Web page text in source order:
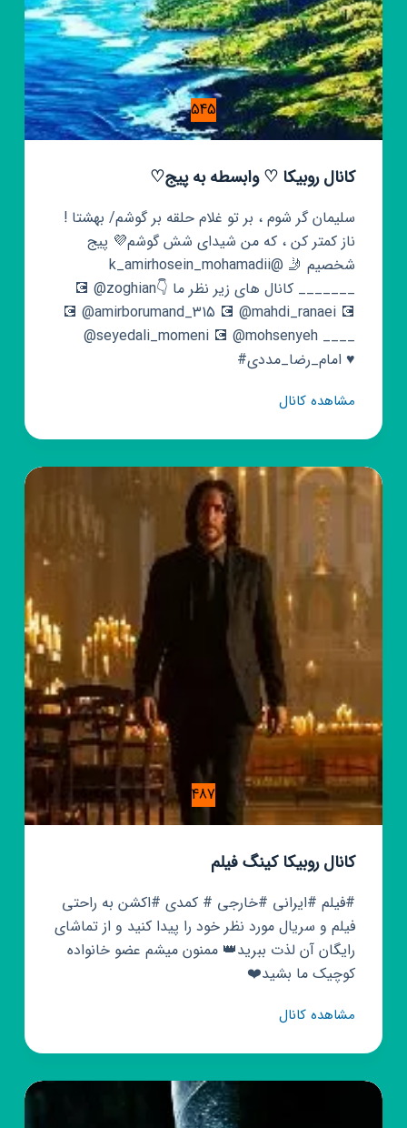
545
کانال روبیکا ♡ وابسطه به پیج♡
سلیمان گر شوم ، بر تو غلام حلقه بر گوشم/ بهشتا !
ناز کمتر کن ، که من شیدای شش گوشم💜 پیج
شخصیم 🤳 @k_amirhosein_mohamadii
_______ کانال های زیر نظر ما 👇⁦ 💽 @zoghian
💽 @amirborumand_315 💽 @mahdi_ranaei 💽
@seyedali_momeni 💽 @mohsenyeh ____
#امام_رضا_مددی ♥️
مشاهده کانالکانال
♡
وابسطه
487
کانال روبیکا کینگ فیلم
#فیلم #ایرانی #خارجی # کمدی #اکشن به راحتی
فیلم و سریال مورد نظر خود را پیدا کنید و از تماشای
رایگان آن لذت ببرید👑 ممنون میشم عضو خانواده
کوچیک ما بشید❤️
مشاهده کانالکانال
کینگ
فیلم